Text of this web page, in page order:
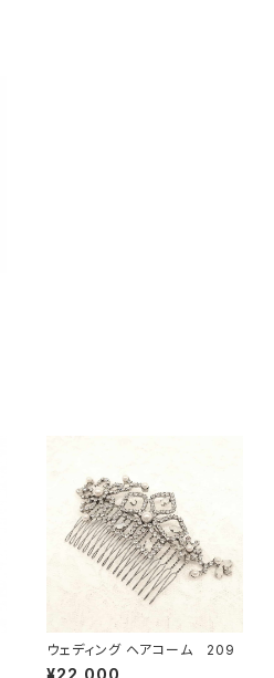
ウェディング ヘアコーム 209
¥22,000